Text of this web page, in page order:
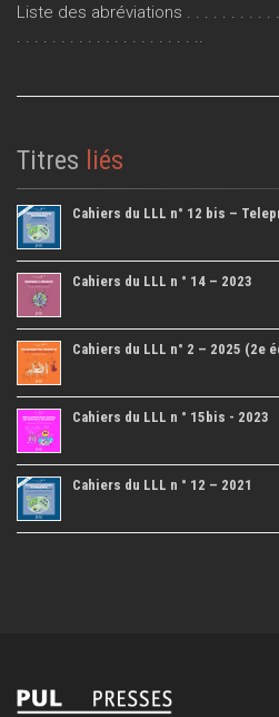
Liste des abréviations . . . . . . . . . . .
Titres liés
Cahiers du LLL n° 12 bis –
Cahiers du LLL n ° 14 – 2023
Cahiers du LLL n° 2 – 2025 (2e
Cahiers du LLL n ° 15bis - 2023
Cahiers du LLL n ° 12 – 2021